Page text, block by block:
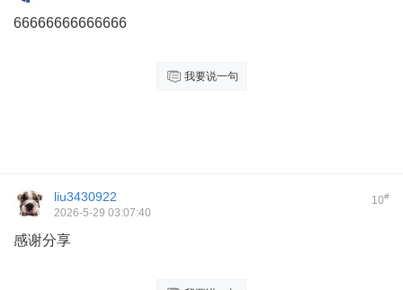
66666666666666
我要说一句
10#
liu3430922
2026-5-29 03:07:40
感谢分享